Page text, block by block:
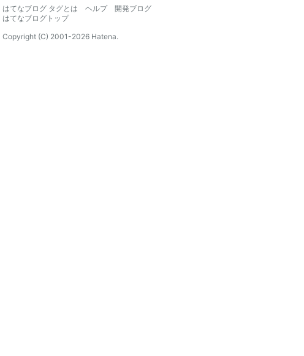
はてなブログ タグとは
ヘルプ
開発ブログ
はてなブログトップ
Copyright (C) 2001-2026 Hatena.